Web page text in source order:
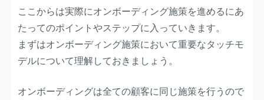
ここからは実際にオンボーディング施策を進めるにあ
たってのポイントやステップに入っていきます。
まずはオンボーディング施策において重要なタッチモ
デルについて理解しておきましょう。
オンボーディングは全ての顧客に同じ施策を行うので